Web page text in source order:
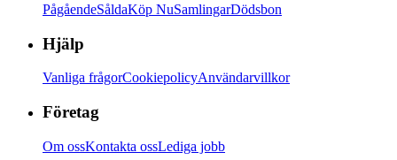
PågåendeSåldaKöp NuSamlingarDödsbon
Hjälp
Vanliga frågorCookiepolicyAnvändarvillkor
Företag
Om ossKontakta ossLediga jobb